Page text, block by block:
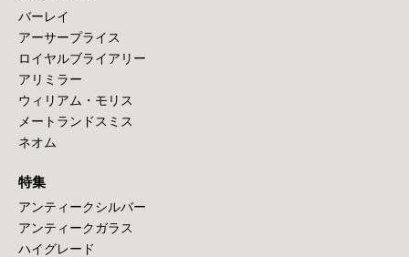
バーレイ
アーサープライス
ロイヤルブライアリー
アリミラー
ウィリアム・モリス
メートランドスミス
ネオム
特集
アンティークシルバー
アンティークガラス
ハイグレード